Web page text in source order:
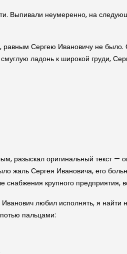
Выпивали неумеренно, на
равным Сергею Ивановичу не
ладонь к широкой груди,
разыскал оригинальный текст
жаль Сергея Ивановича, его
снабжения крупного
любил исполнять, я найти
пальцами: